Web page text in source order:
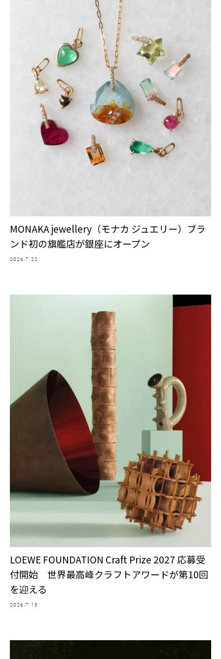
MONAKA jewellery（モナカ ジュエリー）ブラ
ンド初の旗艦店が銀座にオープン
2026.7.22
LOEWE FOUNDATION Craft Prize 2027 応募受
付開始 世界最高峰クラフトアワードが第10回
を迎える
2026.7.15